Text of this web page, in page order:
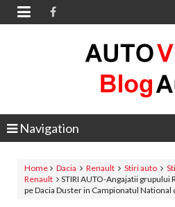

Navigation
Home Dacia Renault Stiri auto
Renault
STIRI AUTO-Angajatii grupului
pe Dacia Duster in Campionatul